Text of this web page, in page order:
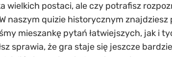
wielkich postaci, ale czy potrafisz
naszym quizie historycznym
mieszankę pytań łatwiejszych, jak i
sprawia, że gra staje się jeszcze